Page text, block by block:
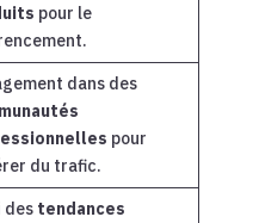
pour le
dans des
pour
du trafic.
des tendances